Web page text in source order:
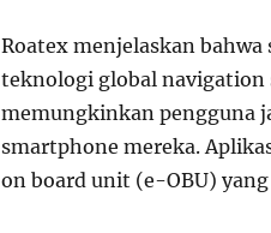
Roatex menjelaskan
teknologi global navigation
memungkinkan pengguna
smartphone mereka.
on board unit (e-OBU)